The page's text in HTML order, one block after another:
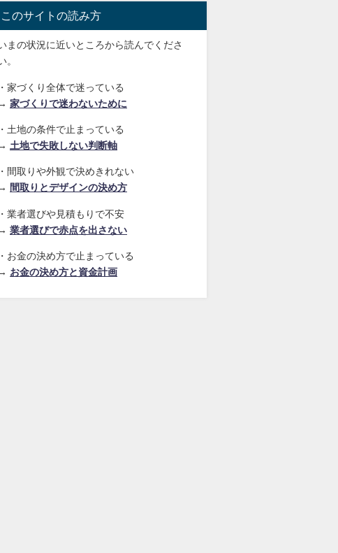
このサイトの読み方
まの状況に近いところから読んでくださ
。
・家づくり全体で迷っている
家づくりで迷わないために
・土地の条件で止まっている
土地で失敗しない判断軸
・間取りや外観で決めきれない
間取りとデザインの決め方
・業者選びや見積もりで不安
業者選びで赤点を出さない
・お金の決め方で止まっている
お金の決め方と資金計画